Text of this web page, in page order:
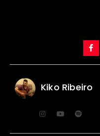
Kiko Ribeiro